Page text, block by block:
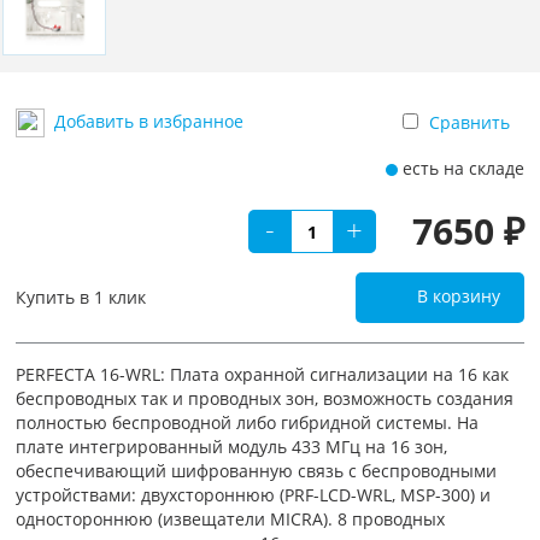
Добавить в избранное
Сравнить
есть на складе
- + 7650 ₽
Купить в 1 клик В корзину
PERFECTA 16-WRL: Плата охранной сигнализации на 16 как
беспроводных так и проводных зон, возможность создания
полностью беспроводной либо гибридной системы. На
плате интегрированный модуль 433 МГц на 16 зон,
обеспечивающий шифрованную связь с беспроводными
устройствами: двухстороннюю (PRF-LCD-WRL, MSP-300) и
одностороннюю (извещатели MICRA). 8 проводных